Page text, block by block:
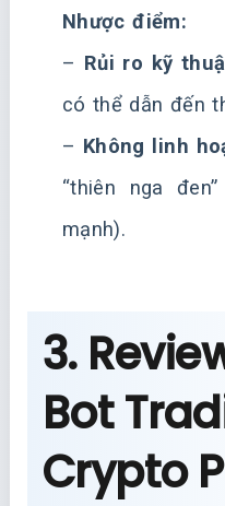
Nhược điểm:
– Rủi ro kỹ
có thể dẫn đến
– Không linh
“thiên nga
mạnh).
3.
Bot
Crypto